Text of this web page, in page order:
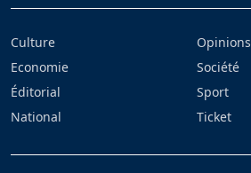
Culture
Economie
Éditorial
National
Opinions
Société
Sport
Ticket